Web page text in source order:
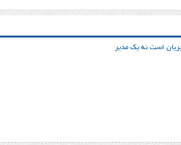
است نه یک مدیر